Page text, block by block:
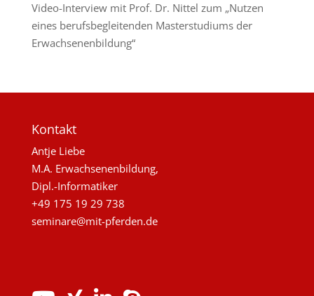
Video-Interview mit Prof. Dr. Nittel zum „Nutzen
eines berufsbegleitenden Masterstudiums der
Erwachsenenbildung“
Kontakt
Antje Liebe
M.A. Erwachsenenbildung,
Dipl.-Informatiker
+49 175 19 29 738
seminare@mit-pferden.de